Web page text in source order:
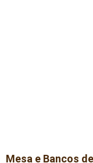
Mesa e Bancos